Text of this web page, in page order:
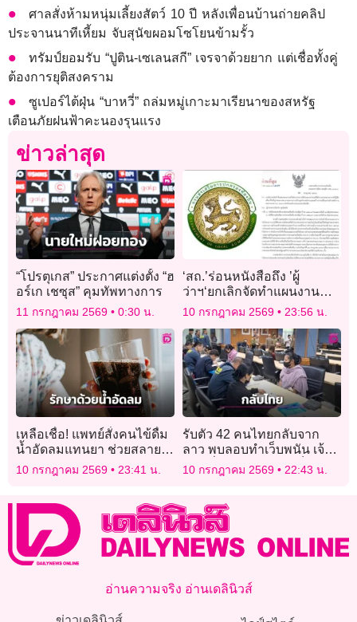
ศาลสั่งห้ามหนุ่มเลี้ยงสัตว์ 10 ปี หลังเพื่อนบ้านถ่ายคลิป
ประจานนาทีเหี้ยม จับสุนัขผอมโซโยนข้ามรั้ว
ทรัมป์ยอมรับ “ปูติน-เซเลนสกี” เจรจาด้วยยาก แต่เชื่อทั้งคู่
ต้องการยุติสงคราม
ซูเปอร์ไต้ฝุ่น “บาหวี่” ถล่มหมู่เกาะมาเรียนาของสหรัฐ
เตือนภัยฝนฟ้าคะนองรุนแรง
ข่าวล่าสุด
“โปรตุเกส” ประกาศแต่งตั้ง “ฮ
อร์เก เชซุส” คุมทัพทางการ
11 กรกฎาคม 2569 0:30 น.
‘สถ.’ร่อนหนังสือถึง ’ผู้
ว่าฯ‘ยกเลิกจัดทำแผนงาน
โครงการตามพ.ร.ก.กู้เงิน
ส่วน2แสนล้าน หลัง ’ฝ่าย
ค้าน‘ กระทุ้งอาจมี ’สอดไส้‘
10 กรกฎาคม 2569 23:56 น.
เหลือเชื่อ! แพทย์สั่งคนไข้ดื่ม
น้ำอัดลมแทนยา ช่วยสลาย
ก้อนอาหารอุดตันใน
กระเพาะได้สำเร็จ
10 กรกฎาคม 2569 23:41 น.
รับตัว 42 คนไทยกลับจาก
ลาว พบลอบทำเว็บพนัน เจ้า
หน้าที่คัดกรองไม่พบเป็น
เหยื่อค้ามนุษย์
10 กรกฎาคม 2569 22:43 น.
อ่านความจริง อ่านเดลินิวส์